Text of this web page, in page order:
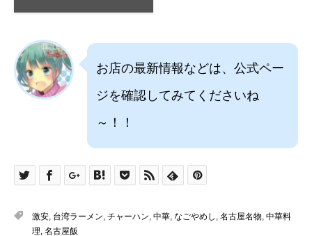
お店の最新情報などは、公式ペー
ジを確認してみてくださいね
～！！
激安, 台湾ラーメン, チャーハン, 中華, なごやめし , 名古屋名物, 中華料
理, 名古屋飯